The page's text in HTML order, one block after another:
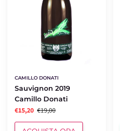
CAMILLO DONATI
Sauvignon 2019
Camillo Donati
€15,20 €19,00